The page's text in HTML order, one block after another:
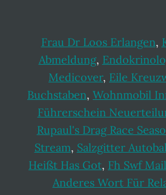
Frau Dr Loos Erlangen,
Abmeldung,
Medicover, Eile
Buchstaben, Wohnmobil
Führerschein
Rupaul's Drag Race
Stream, Salzgitter
Heißt Has Got, Fh Swf
Anderes Wort Für